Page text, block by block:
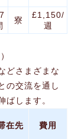
寮
£1,150/
週
どさまざまな
の交流を通し
ばします。
在先 費用